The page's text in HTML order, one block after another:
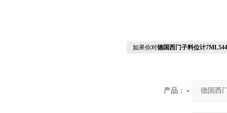
如果你对德国西门子料位计
产品：